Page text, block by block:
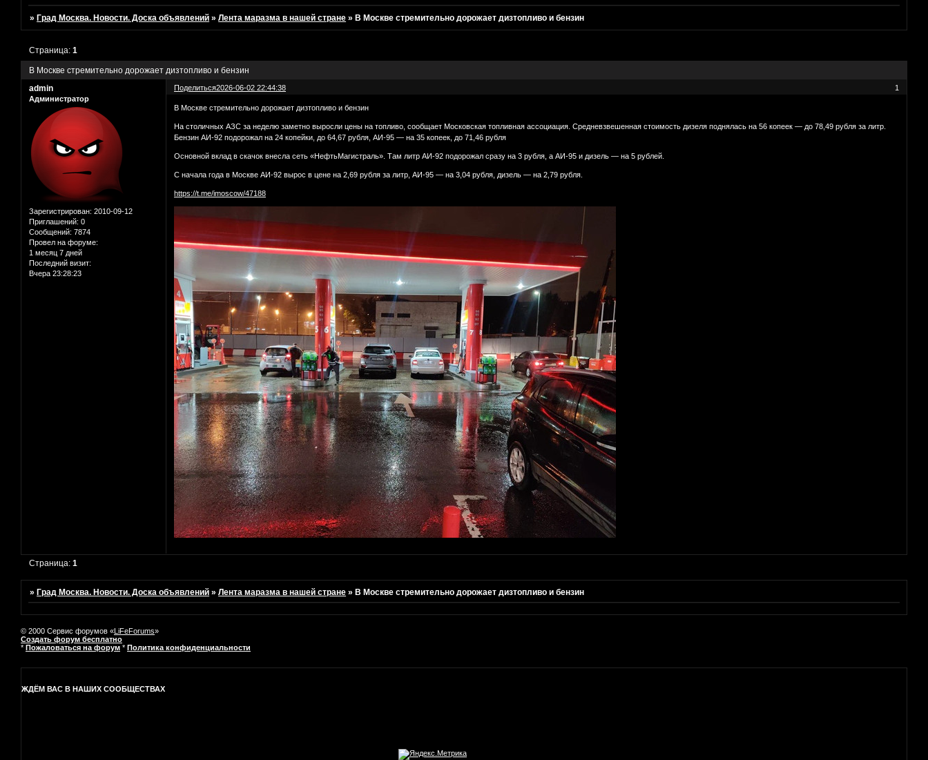
» Град Москва. Новости. Доска объявлений »Лента маразма в нашей стране » В Москве стремительно дорожает дизтопливо и бензин
В Москве стремительно дорожает дизтопливо и бензин
Страница:1
Поделиться 1
2026-06-02 22:44:38
admin
Администратор
Зарегистрирован: 2010-09-12
Приглашений: 0
Сообщений: 7874
Провел на форуме:
1 месяц 7 дней
Последний визит:
Вчера 23:28:23
В Москве стремительно дорожает дизтопливо и бензин
На столичных АЗС за неделю заметно выросли цены на топливо, сообщает Московская топливная ассоциация. Средневзвешенная стоимость дизеля поднялась на 56 копеек — до 78,49 рубля за литр.
Бензин АИ-92 подорожал на 24 копейки, до 64,67 рубля, АИ-95 — на 35 копеек, до 71,46 рубля
Основной вклад в скачок внесла сеть «НефтьМагистраль». Там литр АИ-92 подорожал сразу на 3 рубля, а АИ-95 и дизель — на 5 рублей.
С начала года в Москве АИ-92 вырос в цене на 2,69 рубля за литр, АИ-95 — на 3,04 рубля, дизель — на 2,79 рубля.
https://t.me/imoscow/47188
Страница:1
»Град Москва. Новости. Доска объявлений »Лента маразма в нашей стране »В Москве стремительно дорожает дизтопливо и бензин
© 2000 Сервис форумов «LiFeForums»
Создать форум бесплатно
* Пожаловаться на форум * Политика конфиденциальности
ЖДЁМ ВАС В НАШИХ СООБЩЕСТВАХ